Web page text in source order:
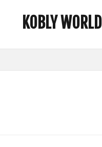
KOBLY WORLD